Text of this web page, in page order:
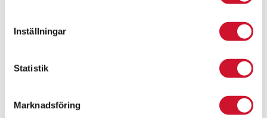
Inställningar
Statistik
Marknadsföring
229.00kr
419.00kr